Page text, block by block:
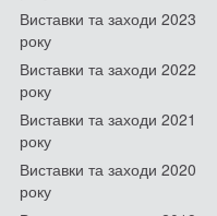
Виставки та заходи 2023
року
Виставки та заходи 2022
року
Виставки та заходи 2021
року
Виставки та заходи 2020
року